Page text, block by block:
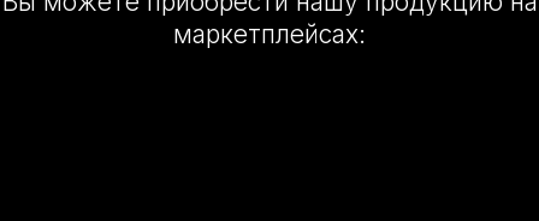
маркетплейсах: